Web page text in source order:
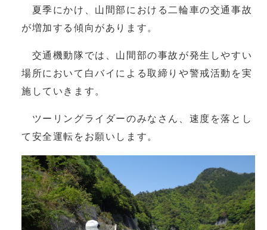
夏季にかけ、山間部における二輪車の交通事故
が増加する傾向があります。
交通機動隊では、山間部の事故が発生しやすい
場所において白バイによる取締りや警戒活動を実
施していきます。
ツーリングライダーのみなさん、速度を落とし
て安全運転をお願いします。